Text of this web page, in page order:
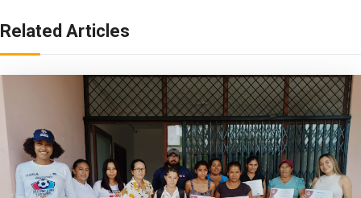
Related Articles